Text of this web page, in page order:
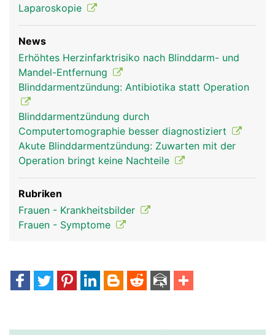
Laparoskopie
News
Erhöhtes Herzinfarktrisiko nach Blinddarm- und
Mandel-Entfernung
Blinddarmentzündung: Antibiotika statt Operation
Blinddarmentzündung durch
Computertomographie besser diagnostiziert
Akute Blinddarmentzündung: Zuwarten mit der
Operation bringt keine Nachteile
Rubriken
Frauen - Krankheitsbilder
Frauen - Symptome